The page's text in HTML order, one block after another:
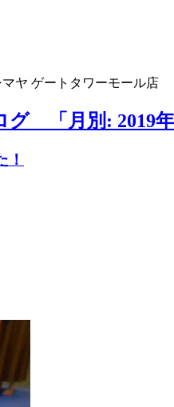
ヤ ゲートタワーモール店
「月別: 2019年
！